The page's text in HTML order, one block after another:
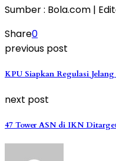
Sumber : Bola.com |
Share0
previous post
KPU Siapkan Regulasi
next post
47 Tower ASN di IKN